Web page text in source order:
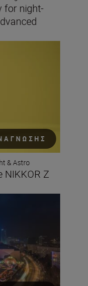
for night-
& Astro
NIKKOR Z